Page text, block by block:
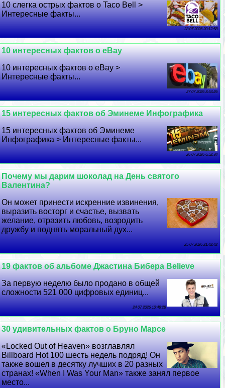
10 слегка острых фактов о Taco Bell >
Интересные факты...
28 07 2026 20:12:58
10 интересных фактов о eBay
10 интересных фактов о eBay >
Интересные факты...
27 07 2026 8:53:26
15 интересных фактов об Эминеме Инфографика
15 интересных фактов об Эминеме
Инфографика > Интересные факты...
26 07 2026 6:52:34
Почему мы дарим шоколад на День святого
Валентина?
Он может принести искренние извинения,
выразить восторг и счастье, вызвать
желание, отразить любовь, возродить
дружбу и поднять мopaльный дух...
25 07 2026 21:42:42
19 фактов об альбоме Джастина Бибера Believe
За первую неделю было продано в общей
сложности 521 000 цифровых единиц...
24 07 2026 10:48:28
30 удивительных фактов о Бруно Марсе
«Locked Out of Heaven» возглавлял
Billboard Hot 100 шесть недель подряд! Он
также вошел в десятку лучших в 20 разных
странах! «When I Was Your Man» также занял первое
место...